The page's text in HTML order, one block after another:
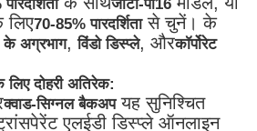
जीटी-पी16
लिए70-85% पारदर्शितासे चुनें। के
अग्रभाग,विंडो डिस्प्ले, औरकॉर्पोरेट
लिए दोहरी अतिरेक:
क्वाड-सिग्नल बैकअपयह सुनिश्चित
एलईडी डिस्प्ले ऑनलाइन